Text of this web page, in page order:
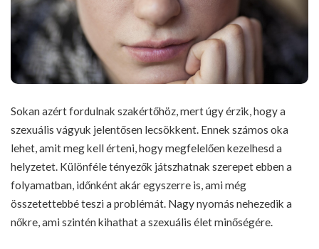
Sokan azért fordulnak szakértőhöz, mert úgy érzik, hogy a
szexuális vágyuk jelentősen lecsökkent. Ennek számos oka
lehet, amit meg kell érteni, hogy megfelelően kezelhesd a
helyzetet. Különféle tényezők játszhatnak szerepet ebben a
folyamatban, időnként akár egyszerre is, ami még
összetettebbé teszi a problémát. Nagy nyomás nehezedik a
nőkre, ami szintén kihathat a szexuális élet minőségére.